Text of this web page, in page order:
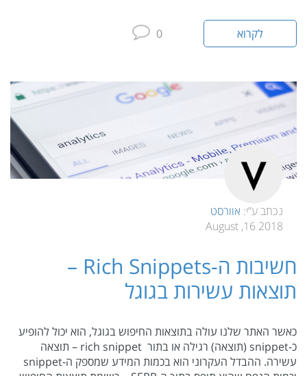
לקרוא 0
נכתב ע”י: אוורסט
2018 16, August
חשיבות ה-Rich Snippets –
תוצאות עשירות בגוגל
כאשר האתר שלנו עולה בתוצאות החיפוש בגוגל, הוא יכול להופיע
כ-snippet (תוצאה) רגילה או בתור rich snippet – תוצאה
עשירה. ההבדל העקרוני הוא בכמות המידע שמספק ה-snippet